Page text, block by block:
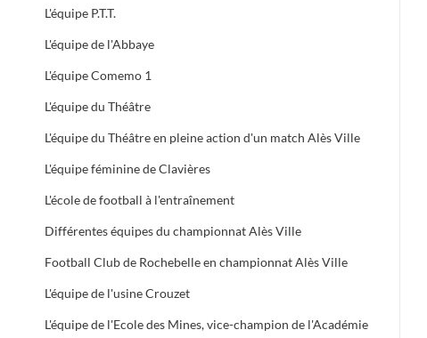
L'équipe P.T.T.
L'équipe de l'Abbaye
L'équipe Comemo 1
L'équipe du Théâtre
L'équipe du Théâtre en pleine action d'un match Alès Ville
L'équipe féminine de Clavières
L'école de football à l'entraînement
Différentes équipes du championnat Alès Ville
Football Club de Rochebelle en championnat Alès Ville
L'équipe de l'usine Crouzet
L'équipe de l'Ecole des Mines, vice-champion de l'Académie